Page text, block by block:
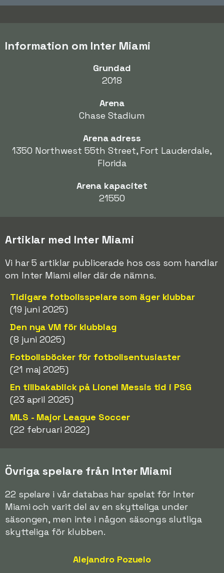
Information om Inter Miami
Grundad
2018
Arena
Chase Stadium
Arena adress
1350 Northwest 55th Street, Fort Lauderdale,
Florida
Arena kapacitet
21550
Artiklar med Inter Miami
Vi har 5 artiklar publicerade hos oss som handlar
om Inter Miami eller där de nämns.
Tidigare fotbollsspelare som äger klubbar
(19 juni 2025)
Den nya VM för klubblag
(8 juni 2025)
Fotbollsböcker för fotbollsentusiaster
(21 maj 2025)
En tillbakablick på Lionel Messis tid i PSG
(23 april 2025)
MLS - Major League Soccer
(22 februari 2022)
Övriga spelare från Inter Miami
22 spelare i vår databas har spelat för Inter
Miami och varit del av en skytteliga under
säsongen, men inte i någon säsongs slutliga
skytteliga för klubben.
Alejandro Pozuelo